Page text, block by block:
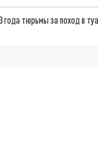
года тюрьмы за поход в